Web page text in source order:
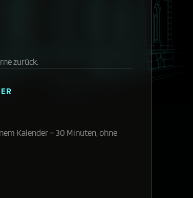
zurück.
Kalender – 30 Minuten, ohne